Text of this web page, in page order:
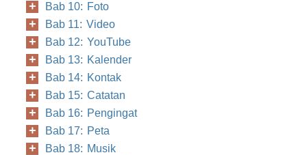
Bab 10: Foto
Bab 11: Video
Bab 12: YouTube
Bab 13: Kalender
Bab 14: Kontak
Bab 15: Catatan
Bab 16: Pengingat
Bab 17: Peta
Bab 18: Musik